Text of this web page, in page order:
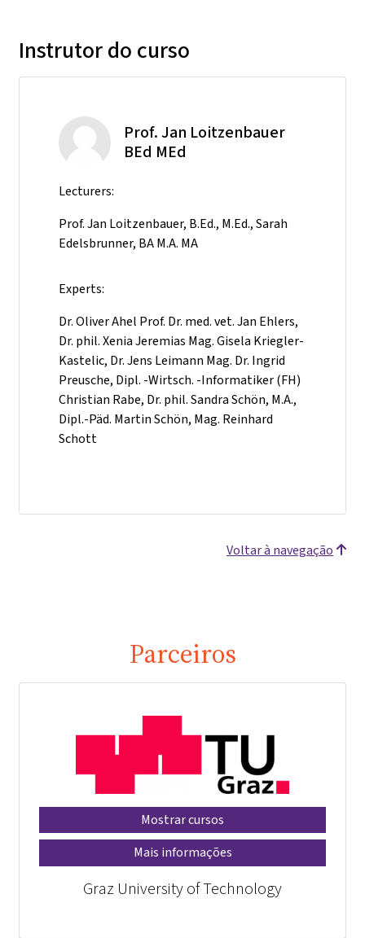
Instrutor do curso
Prof. Jan Loitzenbauer
BEd MEd
Lecturers:
Prof. Jan Loitzenbauer, B.Ed., M.Ed., Sarah
Edelsbrunner, BA M.A. MA
Experts:
Dr. Oliver Ahel Prof. Dr. med. vet. Jan Ehlers,
Dr. phil. Xenia Jeremias Mag. Gisela Kriegler-
Kastelic, Dr. Jens Leimann Mag. Dr. Ingrid
Preusche, Dipl. -Wirtsch. -Informatiker (FH)
Christian Rabe, Dr. phil. Sandra Schön, M.A.,
Dipl.-Päd. Martin Schön, Mag. Reinhard
Schott
Voltar à navegação
Parceiros
Mostrar cursos
Mais informações
Graz University of Technology